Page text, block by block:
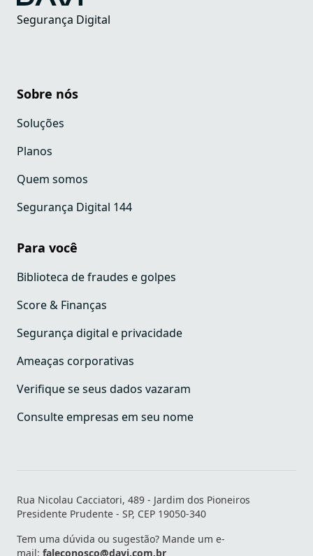
Segurança Digital
Sobre nós
Soluções
Planos
Quem somos
Segurança Digital 144
Para você
Biblioteca de fraudes e golpes
Score & Finanças
Segurança digital e privacidade
Ameaças corporativas
Verifique se seus dados vazaram
Consulte empresas em seu nome
Rua Nicolau Cacciatori, 489 - Jardim dos Pioneiros
Presidente Prudente - SP, CEP 19050-340
Tem uma dúvida ou sugestão? Mande um e-
mail: faleconosco@davi.com.br